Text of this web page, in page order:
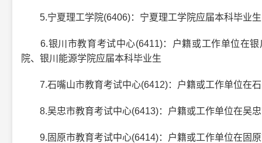
5.宁夏理工学院(6406)：宁夏理工学院应届本科毕业生
6.银川市教育考试中心(6411)：户籍或工作单位在银
院、银川能源学院应届本科毕业生
7.石嘴山市教育考试中心(6412)：户籍或工作单位在石
8.吴忠市教育考试中心(6413)：户籍或工作单位在吴忠
9.固原市教育考试中心(6414)：户籍或工作单位在固原